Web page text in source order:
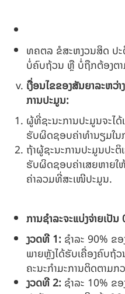
ທຄຕລ ຂໍສະຫງວນສິດ ປ
ບໍ່ຄົບຖ້ວນ ຫຼື ບໍ່ຖືກຕ້ອງຕາ
ເງື່ອນໄຂຂອງສັນຍາລະຫ
ການປະມູນ:
ຜູ້ທີ່ຊະນະການປະມູນຈະໄ
ຮັບຜິດຊອບຄ່າທຳນຽມໃ
ຖ້າຜູ້ຊະນະການປະມູນປະ
ຮັບຜິດຊອບຄ່າເສຍຫາຍ
ຄ່າລວມທີ່ສະເໜີປະມູນ.
ການຊໍາລະຈະແບ່ງຈ່າຍເປັນ
ງວດທີ 1: ຊໍາລະ 90% ຂ
ພາຍຫຼັງໄດ້ຮັບເຄື່ອງຄົບຖ້
ຄະນະກຳມະການຕິດຕາມກ
ງວດທີ2: ຊໍາລະ 10% ຂ